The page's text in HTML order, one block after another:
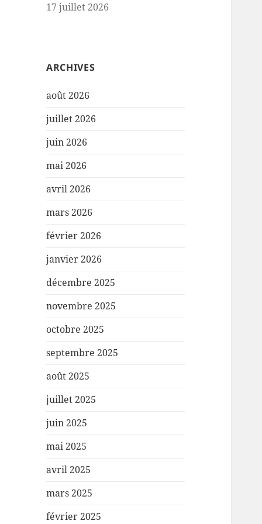
17 juillet 2026
ARCHIVES
août 2026
juillet 2026
juin 2026
mai 2026
avril 2026
mars 2026
février 2026
janvier 2026
décembre 2025
novembre 2025
octobre 2025
septembre 2025
août 2025
juillet 2025
juin 2025
mai 2025
avril 2025
mars 2025
février 2025